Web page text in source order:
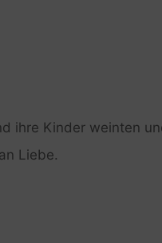
ihre Kinder weinten
Liebe.